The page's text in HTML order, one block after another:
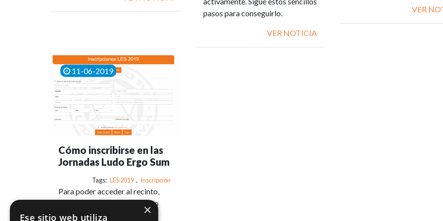
pasos para conseguirlo.
VER NOTICIA
VER
11-06-2019
Cómo inscribirse en las
Jornadas Ludo Ergo Sum
Tags: LES 2019 , Inscripción
Para poder acceder al recinto,
participar en las actividades o
comprar en el mercadillo
×
Ese sitio web utiliza